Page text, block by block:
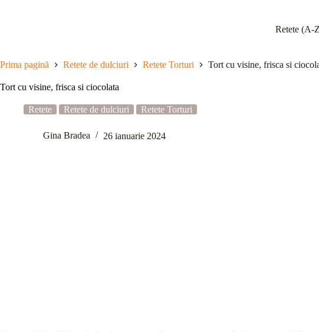
Retete (A-
Prima pagină Retete de dulciuri Retete Torturi Tort cu visine, frisca si
Tort cu visine, frisca si ciocolata
Retete Retete de dulciuri Retete Torturi
Gina Bradea 26 ianuarie 2024